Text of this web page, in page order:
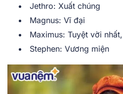
Jethro: Xuất chúng
Magnus: Vĩ đại
Maximus: Tuyệt vời
Stephen: Vương miện